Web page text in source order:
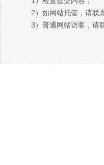
2）如网站托管，请联
3）普通网站访客，请